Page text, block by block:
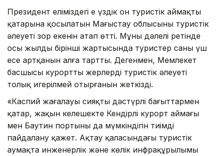
Президент еліміздегі ең үздік он туристік аймақтың
қатарына қосылатын Маңғыстау облысының туристік
әлеуеті зор екенін атап өтті. Мұның дәлелі ретінде
осы жылдың бірінші жартысында туристер саны үш
есе артқанын алға тартты. Дегенмен, Мемлекет
басшысы курортты жерлердің туристік әлеуеті
толық игерілмей отырғанын жеткізді.
«Каспий жағалауы сияқты дәстүрлі бағыттармен
қатар, жақын келешекте Кендірлі курорт аймағы
мен Баутин портының да мүмкіндігін тиімді
пайдалану қажет. Ақтау қаласындағы туристік
аумақта инженерлік және көлік инфрақұрылымы